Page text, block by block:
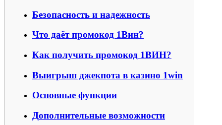
Безопасность и надежность
Что даёт промокод 1Вин?
Как получить промокод 1ВИН?
Выигрыш джекпота в казино 1win
Основные функции
Дополнительные возможности